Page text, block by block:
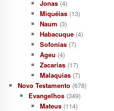
Jonas(4)
Miquéias(13)
Naum (3)
Habacuque(4)
Sofonias(7)
Ageu (4)
Zacarias(17)
Malaquias(7)
Novo Testamento(678)
Evangelhos (349)
Mateus(114)